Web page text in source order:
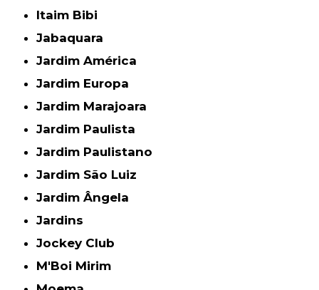
Itaim Bibi
Jabaquara
Jardim América
Jardim Europa
Jardim Marajoara
Jardim Paulista
Jardim Paulistano
Jardim São Luiz
Jardim Ângela
Jardins
Jockey Club
M'Boi Mirim